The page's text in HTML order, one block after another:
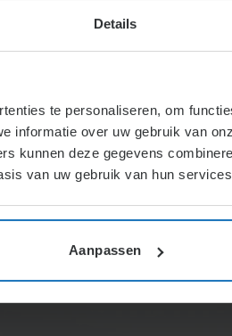
Details
te personaliseren, om
informatie over uw gebruik van
kunnen deze gegevens
van uw gebruik van hun
Aanpassen
van
bleek te